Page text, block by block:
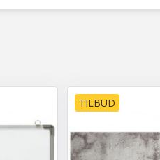
TILBUD